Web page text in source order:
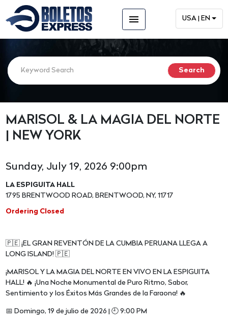
menu USA | EN
MARISOL & LA MAGIA DEL NORTE
| NEW YORK
Sunday, July 19, 2026 9:00pm
LA ESPIGUITA HALL
1795 BRENTWOOD ROAD, BRENTWOOD, NY, 11717
Ordering Closed
🇵🇪 ¡EL GRAN REVENTÓN DE LA CUMBIA PERUANA LLEGA A
LONG ISLAND! 🇵🇪
¡MARISOL Y LA MAGIA DEL NORTE EN VIVO EN LA ESPIGUITA
HALL! 🔥 ¡Una Noche Monumental de Puro Ritmo, Sabor,
Sentimiento y los Éxitos Más Grandes de la Faraona! 🔥
📅 Domingo, 19 de julio de 2026 | 🕘 9:00 PM